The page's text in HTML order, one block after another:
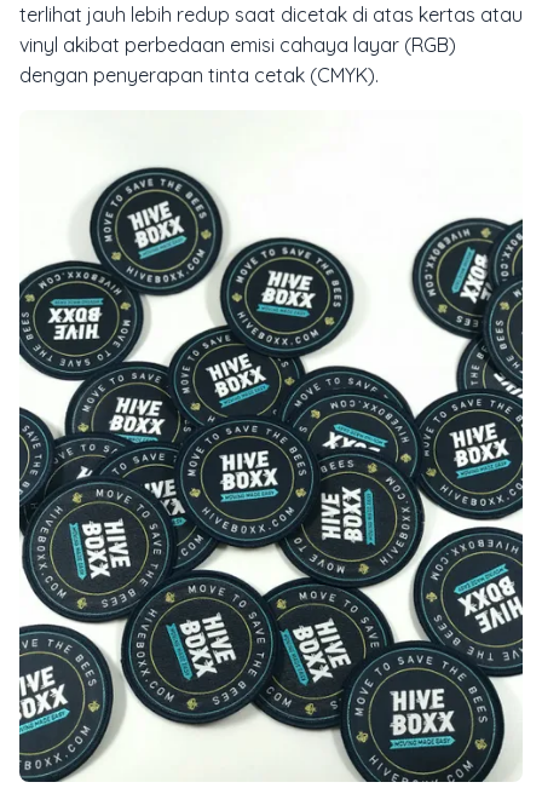
terlihat jauh lebih redup saat dicetak di atas kertas atau
vinyl akibat perbedaan emisi cahaya layar (RGB)
dengan penyerapan tinta cetak (CMYK).